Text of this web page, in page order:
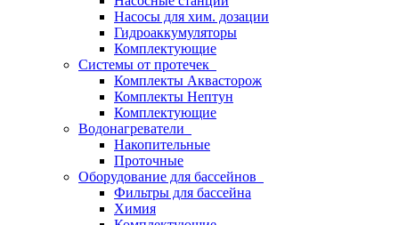
Насосы для хим. дозации
Гидроаккумуляторы
Комплектующие
Системы от протечек
Комплекты Аквасторож
Комплекты Нептун
Комплектующие
Водонагреватели
Накопительные
Проточные
Оборудование для бассейнов
Фильтры для бассейна
Химия